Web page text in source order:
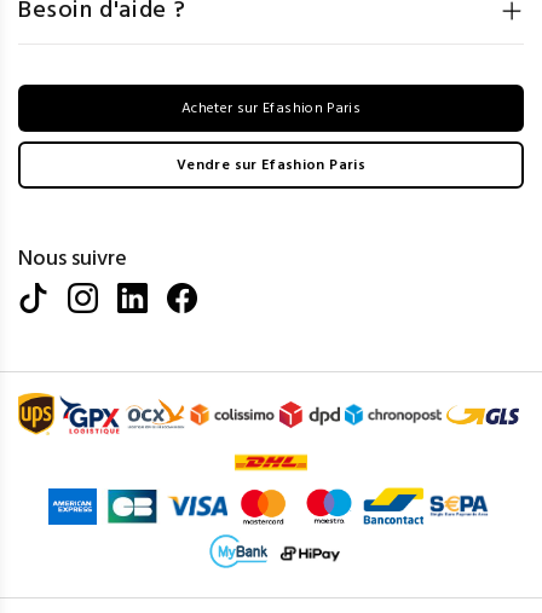
Besoin d'aide ?
Acheter sur Efashion Paris
Vendre sur Efashion Paris
Nous suivre